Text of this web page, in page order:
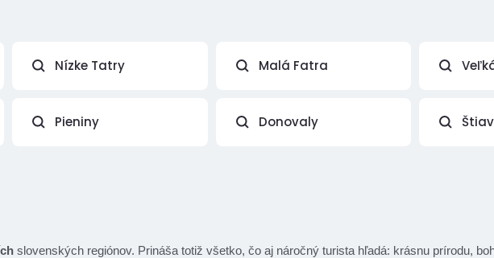
Nízke Tatry Malá Fatra
Pieniny Donovaly
slovenských regiónov. Prináša totiž všetko, čo aj náročný turista hľadá: krásnu prírodu,